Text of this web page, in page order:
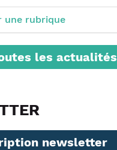
une rubrique
les actualités
newsletter